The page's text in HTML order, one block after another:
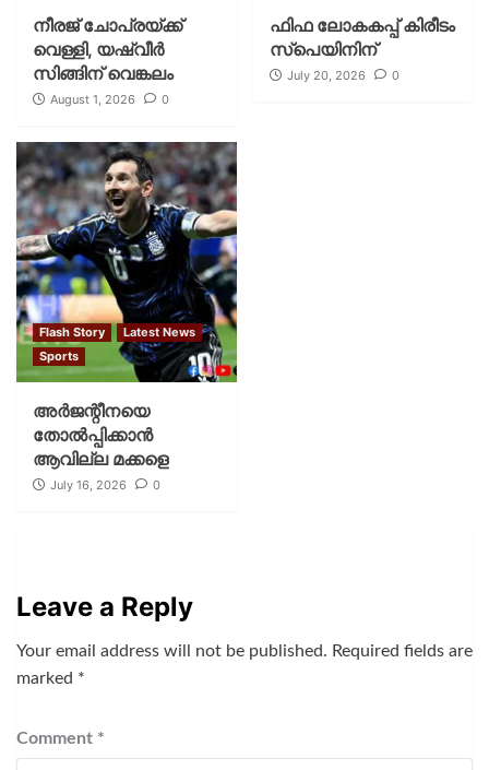
നീരജ് ചോപ്രയ്ക്ക്
വെള്ളി, യഷ്‌വീര്‍
സിങ്ങിന് വെങ്കലം
August 1, 2026 0
ഫിഫ ലോകകപ്പ് കിരീടം
സ്പെയിനിന്
July 20, 2026 0
Flash Story
Latest News
Sports
അര്‍ജന്റീനയെ
തോല്‍പ്പിക്കാന്‍
ആവില്ല മക്കളെ
July 16, 2026 0
Leave a Reply
Your email address will not be published. Required fields are
marked *
Comment *